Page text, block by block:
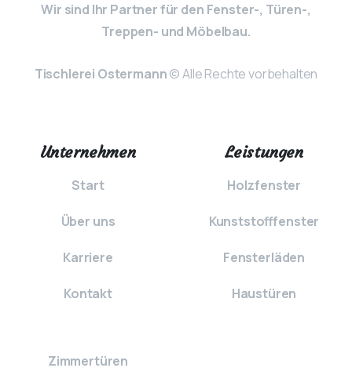
Wir sind Ihr Partner für den Fenster-, Türen-,
Treppen- und Möbelbau.
Tischlerei Ostermann© Alle Rechte vorbehalten
Unternehmen
Start
Über uns
Karriere
Kontakt
Leistungen
Holzfenster
Kunststofffenster
Fensterläden
Haustüren
Zimmertüren